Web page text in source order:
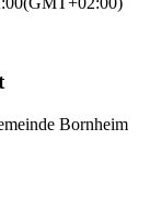
Bornheim